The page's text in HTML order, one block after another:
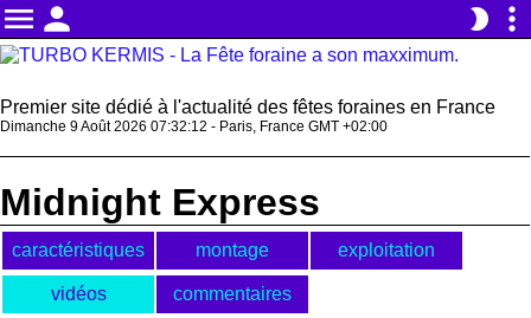
menu person brightness_2 more_vert
Premier site dédié à l'actualité des fêtes foraines en France
Dimanche 9 Août 2026 07:32:12 - Paris, France GMT +02:00
Midnight Express
caractéristiques montage exploitation
vidéos commentaires